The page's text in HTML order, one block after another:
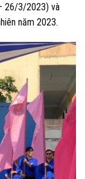
26/3/2023) và
năm 2023.